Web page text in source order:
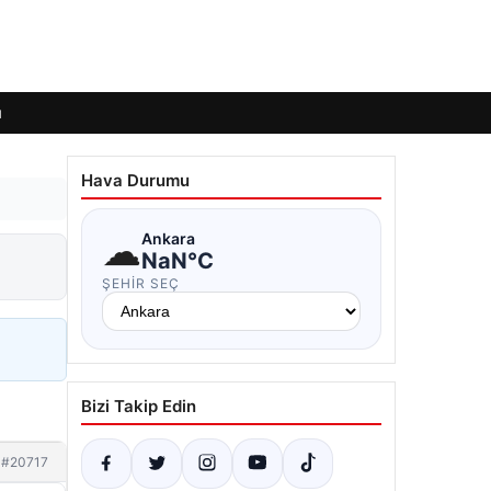
#20717
Hava Durumu
☁Ankara
NaN°C
ŞEHIR SEÇ
Bizi Takip Edin